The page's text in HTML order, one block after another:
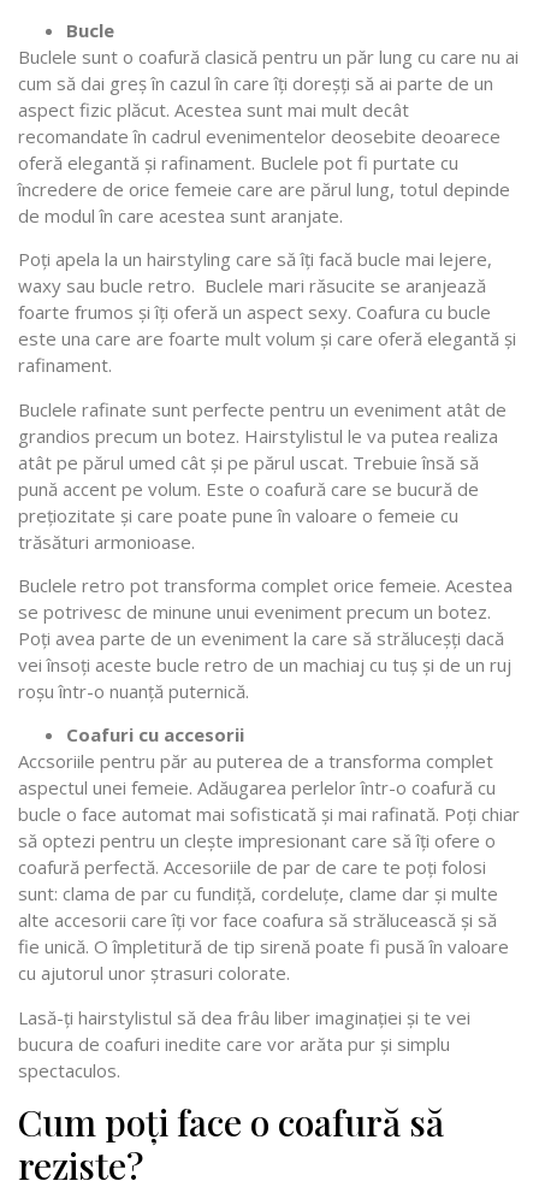
Bucle
Buclele sunt o coafură clasică pentru un păr lung cu care nu ai
cum să dai greș în cazul în care îți doreșți să ai parte de un
aspect fizic plăcut. Acestea sunt mai mult decât
recomandate în cadrul evenimentelor deosebite deoarece
oferă elegantă și rafinament. Buclele pot fi purtate cu
încredere de orice femeie care are părul lung, totul depinde
de modul în care acestea sunt aranjate.
Poți apela la un hairstyling care să îți facă bucle mai lejere,
waxy sau bucle retro. Buclele mari răsucite se aranjează
foarte frumos și îți oferă un aspect sexy. Coafura cu bucle
este una care are foarte mult volum și care oferă elegantă și
rafinament.
Buclele rafinate sunt perfecte pentru un eveniment atât de
grandios precum un botez. Hairstylistul le va putea realiza
atât pe părul umed cât și pe părul uscat. Trebuie însă să
pună accent pe volum. Este o coafură care se bucură de
prețiozitate și care poate pune în valoare o femeie cu
trăsături armonioase.
Buclele retro pot transforma complet orice femeie. Acestea
se potrivesc de minune unui eveniment precum un botez.
Poți avea parte de un eveniment la care să străluceșți dacă
vei însoți aceste bucle retro de un machiaj cu tuș și de un ruj
roșu într-o nuanță puternică.
Coafuri cu accesorii
Accsoriile pentru păr au puterea de a transforma complet
aspectul unei femeie. Adăugarea perlelor într-o coafură cu
bucle o face automat mai sofisticată și mai rafinată. Poți chiar
să optezi pentru un clește impresionant care să îți ofere o
coafură perfectă. Accesoriile de par de care te poți folosi
sunt: clama de par cu fundiță, cordeluțe, clame dar și multe
alte accesorii care îți vor face coafura să strălucească și să
fie unică. O împletitură de tip sirenă poate fi pusă în valoare
cu ajutorul unor ștrasuri colorate.
Lasă-ți hairstylistul să dea frâu liber imaginației și te vei
bucura de coafuri inedite care vor arăta pur și simplu
spectaculos.
Cum poți face o coafură să
reziste?